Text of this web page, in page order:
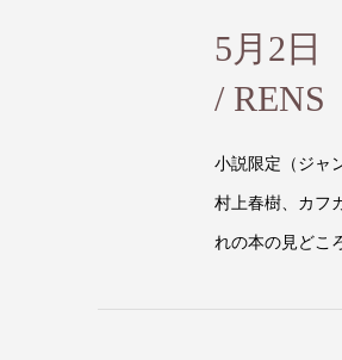
5月2日
/ RENS
小説限定（ジャ
村上春樹、カフ
れの本の見どこ